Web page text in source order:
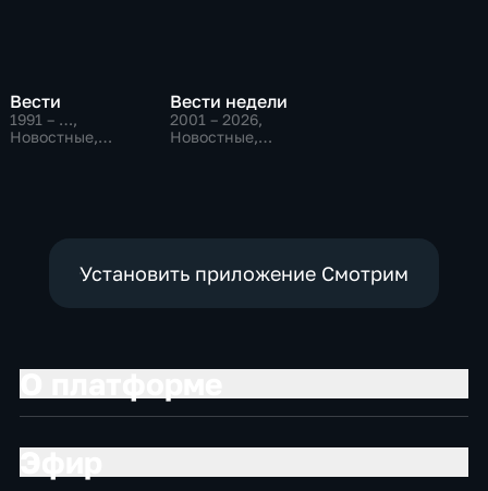
Вести
1991 – …,
Новостные,
Вести недели
2001 – 2026,
Новостные,
Установить приложение Смотрим